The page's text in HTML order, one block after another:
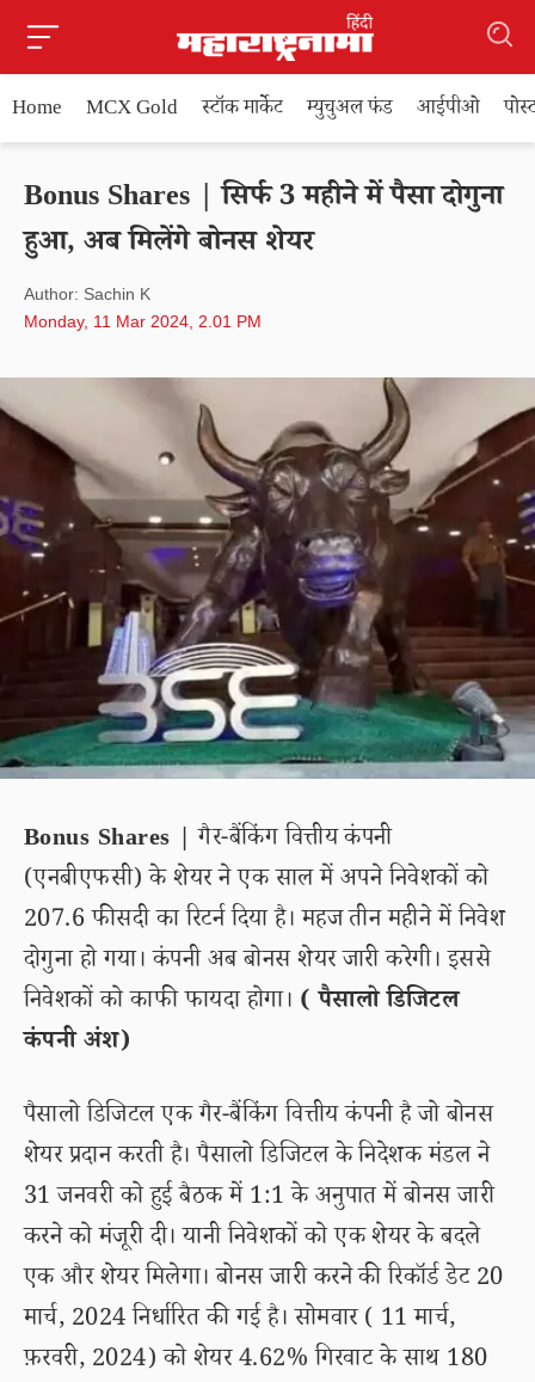
Home MCX Gold स्टॉक मार्केट म्युचुअल फंड आईपीओ
Bonus Shares | सिर्फ 3 महीने में पैसा दोगुना
हुआ, अब मिलेंगे बोनस शेयर
Author: Sachin K
Monday, 11 Mar 2024, 2.01 PM
Bonus Shares | गैर-बैंकिंग वित्तीय कंपनी
(एनबीएफसी) के शेयर ने एक साल में अपने निवेशकों को
207.6 फीसदी का रिटर्न दिया है। महज तीन महीने में निवेश
दोगुना हो गया। कंपनी अब बोनस शेयर जारी करेगी। इससे
निवेशकों को काफी फायदा होगा। ( पैसालो डिजिटल
कंपनी अंश)
पैसालो डिजिटल एक गैर-बैंकिंग वित्तीय कंपनी है जो बोनस
शेयर प्रदान करती है। पैसालो डिजिटल के निदेशक मंडल ने
31 जनवरी को हुई बैठक में 1:1 के अनुपात में बोनस जारी
करने को मंजूरी दी। यानी निवेशकों को एक शेयर के बदले
एक और शेयर मिलेगा। बोनस जारी करने की रिकॉर्ड डेट 20
मार्च, 2024 निर्धारित की गई है। सोमवार ( 11 मार्च,
फ़रवरी, 2024) को शेयर 4.62% गिरवाट के साथ 180